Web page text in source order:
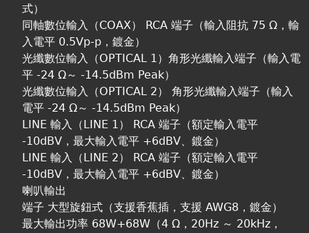
式）
同軸數位輸入（COAX） RCA 端子（輸入阻抗 75 Ω，輸
入電平 0.5Vp-p，鍍金）
光纖數位輸入（OPTICAL 1）角形光纖輸入端子（輸入電
平 -24 Ω～ -14.5dBm Peak）
光纖數位輸入（OPTICAL 2） 角形光纖輸入端子（輸入
電平 -24 Ω～ -14.5dBm Peak）
LINE 輸入（LINE 1） RCA 端子（額定輸入電平
-10dBV，最大輸入電平 +6dBV、鍍金）
LINE 輸入（LINE 2） RCA 端子（額定輸入電平
-10dBV，最大輸入電平 +6dBV、鍍金）
喇叭輸出
端子 大型旋鈕式（支援香蕉插，支援 AWG8，鍍金）
最大輸出功率 68W+68W（4 Ω，20Hz ～ 20kHz，